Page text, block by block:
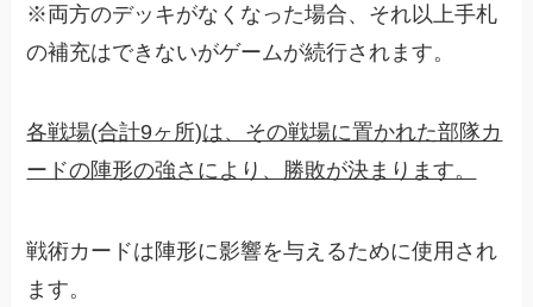
※両方のデッキがなくなった場合、それ以上手札
の補充はできないがゲームが続行されます。
各戦場(合計9ヶ所)は、その戦場に置かれた部隊カ
ードの陣形の強さにより、勝敗が決まります。
戦術カードは陣形に影響を与えるために使用され
ます。